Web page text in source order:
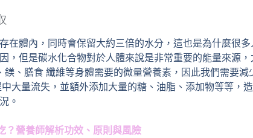
在體內，同時會保留大約三倍的水分，這也是為什麼很
，但是碳水化合物對於人體來說是非常重要的能量來源
鎂、膳食 纖維等身體需要的微量營養素，因此我們需要
大量流失，並額外添加大量的糖、油脂、添加物等等，
。
？營養師解析功效、原則與風險